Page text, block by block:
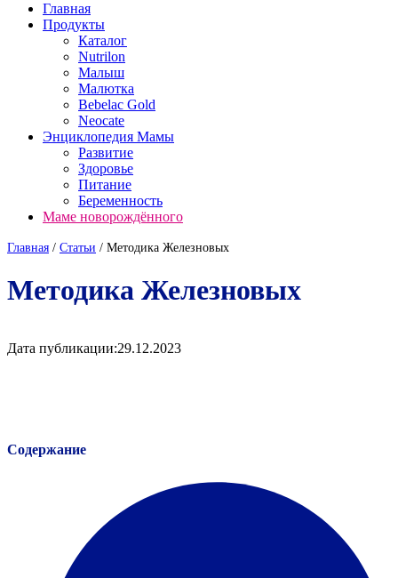
Главная
Продукты
Каталог
Nutrilon
Малыш
Малютка
Bebelac Gold
Neocate
Энциклопедия Мамы
Развитие
Здоровье
Питание
Беременность
Маме новорождённого
Главная / Cтатьи / Методика Железновых
Методика Железновых
Дата публикации:29.12.2023
Содержание